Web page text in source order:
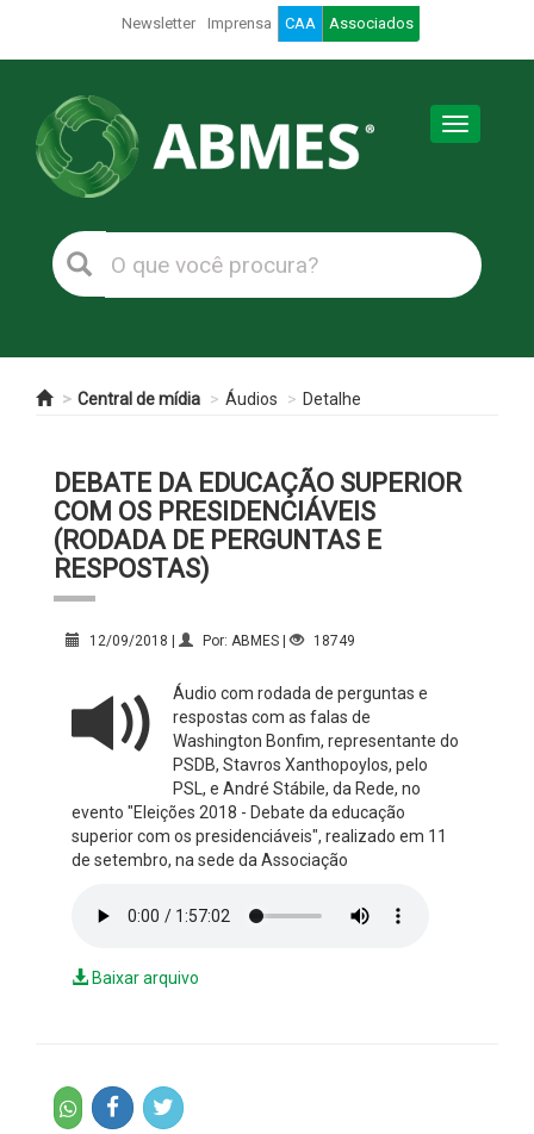
Newsletter Imprensa CAA Associados
Toggle
Central de mídia Áudios Detalhe
DEBATE DA EDUCAÇÃO SUPERIOR
COM OS PRESIDENCIÁVEIS
(RODADA DE PERGUNTAS E
RESPOSTAS)
12/09/2018 | Por: ABMES | 18749
Áudio com rodada de perguntas e
respostas com as falas de
Washington Bonfim, representante do
PSDB, Stavros Xanthopoylos, pelo
PSL, e André Stábile, da Rede, no
evento "Eleições 2018 - Debate da educação
superior com os presidenciáveis", realizado em 11
de setembro, na sede da Associação
Baixar arquivo